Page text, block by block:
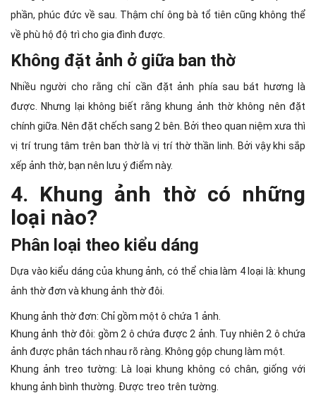
phần, phúc đức về sau. Thậm chí ông bà tổ tiên cũng không thể
về phù hộ độ trì cho gia đình được.
Không đặt ảnh ở giữa ban thờ
Nhiều người cho rằng chỉ cần đặt ảnh phía sau bát hương là
được. Nhưng lại không biết rằng khung ảnh thờ không nên đặt
chính giữa. Nên đặt chếch sang 2 bên. Bởi theo quan niệm xưa thì
vị trí trung tâm trên ban thờ là vị trí thờ thần linh. Bởi vậy khi sắp
xếp ảnh thờ, bạn nên lưu ý điểm này.
4. Khung ảnh thờ có những
loại nào?
Phân loại theo kiểu dáng
Dựa vào kiểu dáng của khung ảnh, có thể chia làm 4 loại là: khung
ảnh thờ đơn và khung ảnh thờ đôi.
Khung ảnh thờ đơn: Chỉ gồm một ô chứa 1 ảnh.
Khung ảnh thờ đôi: gồm 2 ô chứa được 2 ảnh. Tuy nhiên 2 ô chứa
ảnh được phân tách nhau rõ ràng. Không gộp chung làm một.
Khung ảnh treo tường: Là loại khung không có chân, giống với
khung ảnh bình thường. Được treo trên tường.